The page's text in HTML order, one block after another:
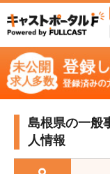
島根県の一般
人情報